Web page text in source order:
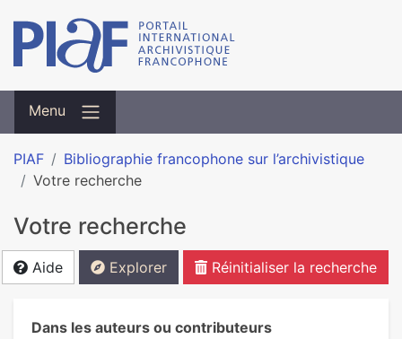
Menu
PIAF
Bibliographie francophone sur l’archivistique
Votre recherche
Votre recherche
Aide Explorer Réinitialiser la recherche
Dans les auteurs ou contributeurs